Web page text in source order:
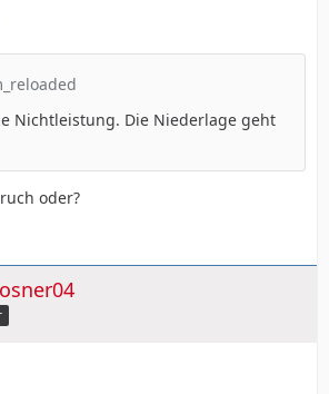
Nichtleistung. Die Niederlage geht
oder?